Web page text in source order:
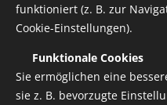
funktioniert (z. B. zur
Cookie-Einstellungen).
Funktionale Cookies
Sie ermöglichen eine
sie z. B. bevorzugte